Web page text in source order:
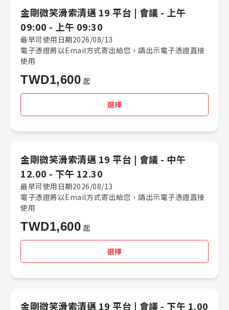
金剛微笑滑索清邁 19 平台 |​ 會議 -​ 上午
09:00 - 上午 09:30
最早可使用日期2026/08/13
電子憑證將以Email方式寄出給您，請出示電子憑證直接
使用
TWD1,600 起
選擇
金剛微笑滑索清邁 19 平台 |​ 會議 -​ 中午
12.00 - 下午 12.30
最早可使用日期2026/08/13
電子憑證將以Email方式寄出給您，請出示電子憑證直接
使用
TWD1,600 起
選擇
金剛微笑滑索清邁 19 平台 |​ 會議 -​ 下午 1.00